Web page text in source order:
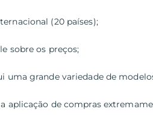
É um Marketplace internacional (20 países);